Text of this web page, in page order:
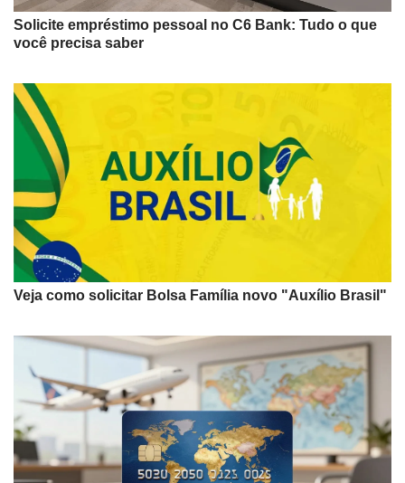
Solicite empréstimo pessoal no C6 Bank: Tudo o que
você precisa saber
Veja como solicitar Bolsa Família novo "Auxílio Brasil"